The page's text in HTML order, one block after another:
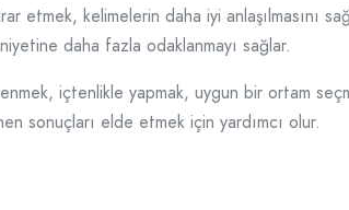
kelimelerin daha iyi anlaşılmasını
daha fazla odaklanmayı sağlar.
içtenlikle yapmak, uygun bir ortam
sonuçları elde etmek için yardımcı olur.